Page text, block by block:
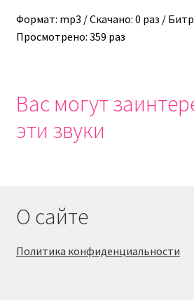
Формат: mp3 / Скачано: 0 раз /
Просмотрено: 359 раз
Вас могут
эти звуки
О сайте
Политика конфиденциальности